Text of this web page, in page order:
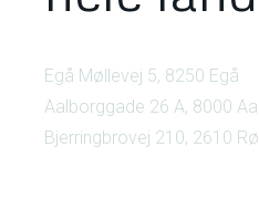
Egå Møllevej 5, 8250 Egå
Aalborggade 26 A, 8000
Bjerringbrovej 210, 2610